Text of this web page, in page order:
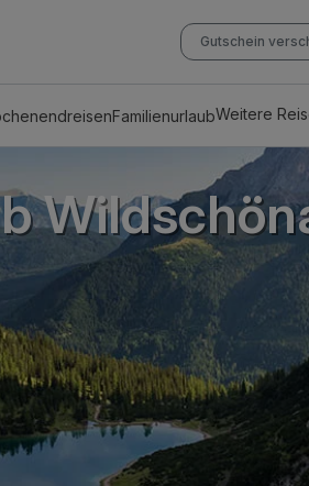
Gutschein
FamilienurlaubWeitere